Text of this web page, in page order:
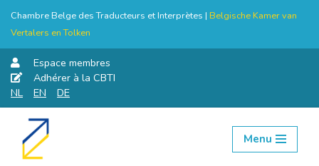
Chambre Belge des Traducteurs et Interprètes | Belgische Kamer van
Vertalers en Tolken
Espace membres
Adhérer à la CBTI
NL
EN DE
Aller
Menu